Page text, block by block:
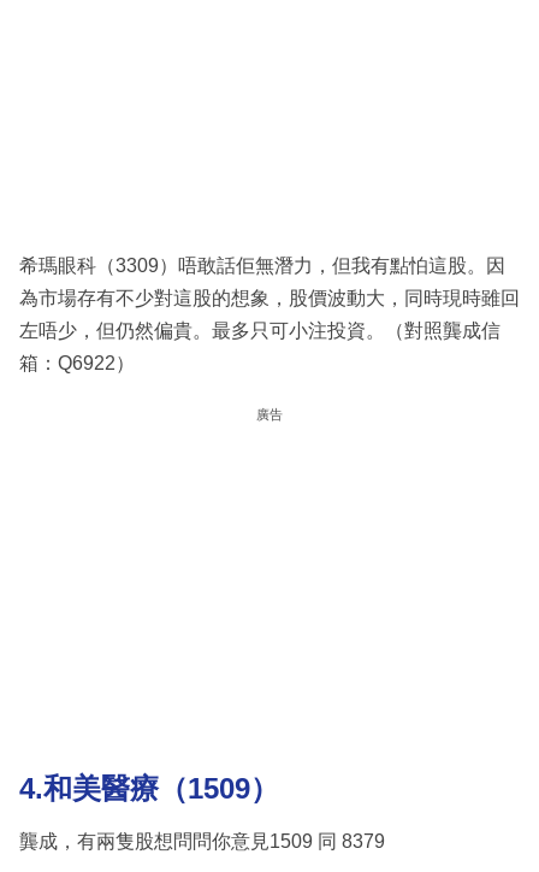
希瑪眼科（3309）唔敢話佢無潛力，但我有點怕這股。因
為市場存有不少對這股的想象，股價波動大，同時現時雖回
左唔少，但仍然偏貴。最多只可小注投資。（對照龔成信
箱：Q6922）
廣告
4.和美醫療（1509）
龔成，有兩隻股想問問你意見1509 同 8379